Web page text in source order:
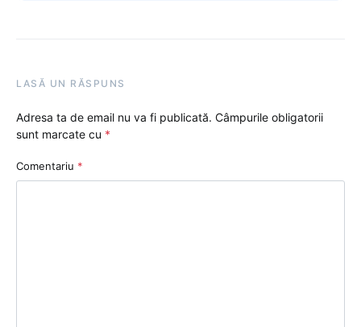
LASĂ UN RĂSPUNS
Adresa ta de email nu va fi publicată. Câmpurile obligatorii
sunt marcate cu *
Comentariu *